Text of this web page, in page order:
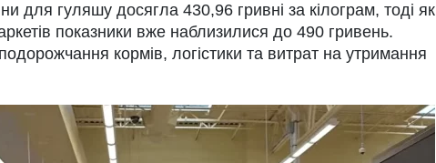
для гуляшу досягла 430,96 гривні за кілограм, тоді як
показники вже наблизилися до 490 гривень.
кормів, логістики та витрат на утримання